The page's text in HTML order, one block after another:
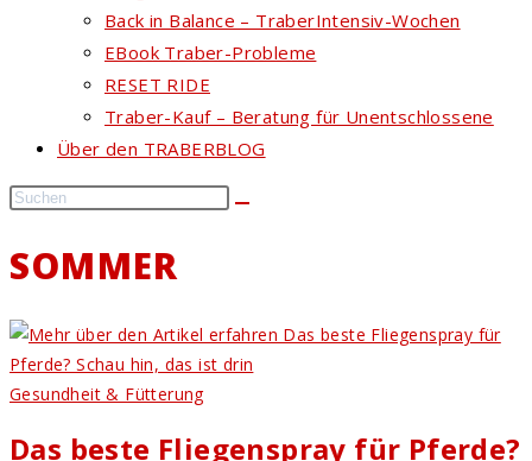
Back in Balance – TraberIntensiv-Wochen
EBook Traber-Probleme
RESET RIDE
Traber-Kauf – Beratung für Unentschlossene
Über den TRABERBLOG
SOMMER
Gesundheit & Fütterung
Das beste Fliegenspray für Pferde?